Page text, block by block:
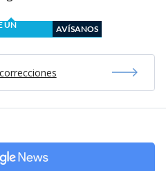
UN
AVÍSANOS